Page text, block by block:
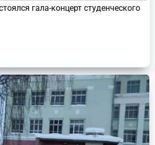
гала-концерт студенческого